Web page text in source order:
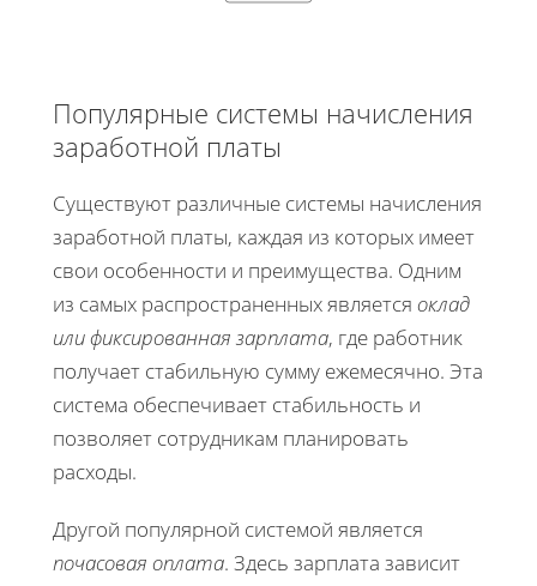
Популярные системы начисления
заработной платы
Существуют различные системы начисления
заработной платы, каждая из которых имеет
свои особенности и преимущества. Одним
из самых распространенных является оклад
или фиксированная зарплата, где работник
получает стабильную сумму ежемесячно. Эта
система обеспечивает стабильность и
позволяет сотрудникам планировать
расходы.
Другой популярной системой является
почасовая оплата. Здесь зарплата зависит